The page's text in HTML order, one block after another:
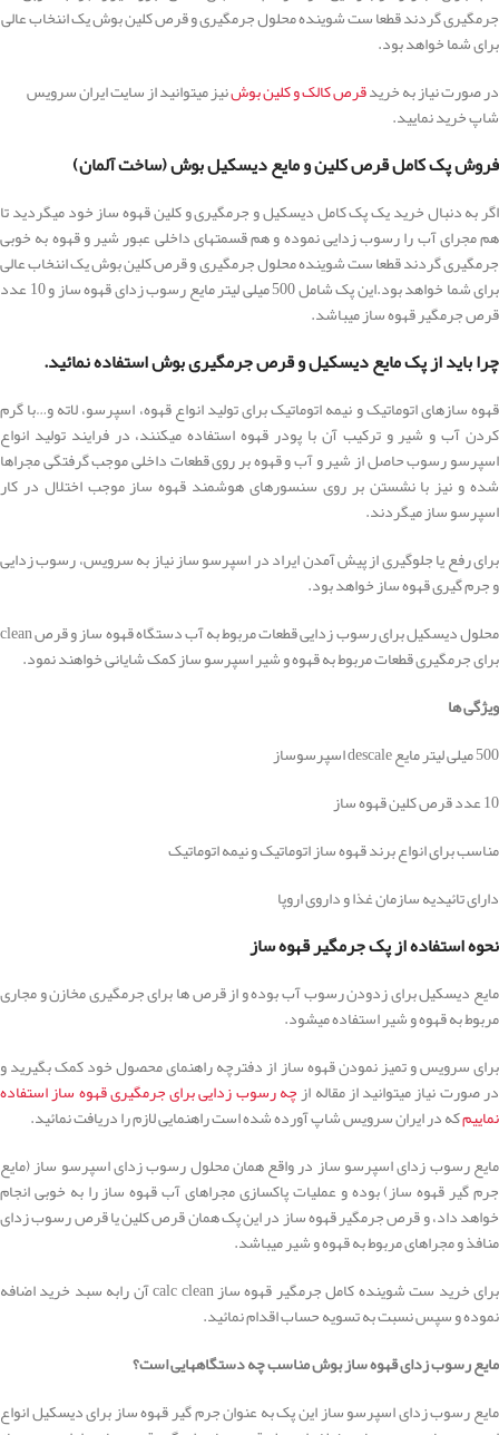
جرمگیری گردند قطعا ست شوینده محلول جرمگیری و قرص کلین بوش یک اننخاب عالی
برای شما خواهد بود.
در صورت نیاز به خریدقرص کالک و کلین بوشنیز میتوانید از سایت ایران سرویس
شاپ خرید نمایید.
فروش پک کامل قرص کلین و مایع دیسکیل بوش (ساخت آلمان)
اگر به دنبال خرید یک پک کامل دیسکیل و جرمگیری و کلین قهوه ساز خود میگردید تا
هم مجرای آب را رسوب زدایی نموده و هم قسمتهای داخلی عبور شیر و قهوه به خوبی
جرمگیری گردند قطعا ست شوینده محلول جرمگیری و قرص کلین بوش یک اننخاب عالی
برای شما خواهد بود.این پک شامل 500 میلی لیتر مایع رسوب زدای قهوه ساز و 10 عدد
قرص جرمگیر قهوه ساز میباشد.
چرا باید از پک مایع دیسکیل و قرص جرمگیری بوش استفاده نمائید.
قهوه سازهای اتوماتیک و نیمه اتوماتیک برای تولید انواع قهوه، اسپرسو، لاته و…با گرم
کردن آب و شیر و ترکیب آن با پودر قهوه استفاده میکنند، در فرایند تولید انواع
اسپرسو رسوب حاصل از شیر و آب و قهوه بر روی قطعات داخلی موجب گرفتگی مجراها
شده و نیز با نشستن بر روی سنسورهای هوشمند قهوه ساز موجب اختلال در کار
اسپرسو ساز میگردند.
برای رفع یا جلوگیری از پیش آمدن ایراد در اسپرسو ساز نیاز به سرویس، رسوب زدایی
و جرم گیری قهوه ساز خواهد بود.
محلول دیسکیل برای رسوب زدایی قطعات مربوط به آب دستگاه قهوه ساز و قرص clean
برای جرمگیری قطعات مربوط به قهوه و شیر اسپرسو ساز کمک شایانی خواهند نمود.
ویژگی ها
500 میلی لیتر مایع descale اسپرسوساز
10 عدد قرص کلین قهوه ساز
مناسب برای انواع برند قهوه ساز اتوماتیک و نیمه اتوماتیک
دارای تائیدیه سازمان غذا و داروی اروپا
نحوه استفاده از پک جرمگیر قهوه ساز
مایع دیسکیل برای زدودن رسوب آب بوده و از قرص ها برای جرمگیری مخازن و مجاری
مربوط به قهوه و شیر استفاده میشود.
برای سرویس و تمیز نمودن قهوه ساز از دفترچه راهنمای محصول خود کمک بگیرید و
در صورت نیاز میتوانید از مقاله ازچه رسوب زدایی برای جرمگیری قهوه ساز استفاده
نماییمکه در ایران سرویس شاپ آورده شده است راهنمایی لازم را دریافت نمائید.
مایع رسوب زدای اسپرسو ساز در واقع همان محلول رسوب زدای اسپرسو ساز (مایع
جرم گیر قهوه ساز) بوده و عملیات پاکسازی مجراهای آب قهوه ساز را به خوبی انجام
خواهد داد، و قرص جرمگیر قهوه ساز در این پک همان قرص کلین یا قرص رسوب زدای
منافذ و مجراهای مربوط به قهوه و شیر میباشد.
برای خرید ست شوینده کامل جرمگیر قهوه ساز calc clean آن رابه سبد خرید اضافه
نموده و سپس نسبت به تسویه حساب اقدام نمائید.
مایع رسوب زدای قهوه ساز بوش مناسب چه دستگاههایی است؟
مایع رسوب زدای اسپرسو ساز این پک به عنوان جرم گیر قهوه ساز برای دیسکیل انواع